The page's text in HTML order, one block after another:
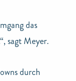
das
sagt Meyer.
durch